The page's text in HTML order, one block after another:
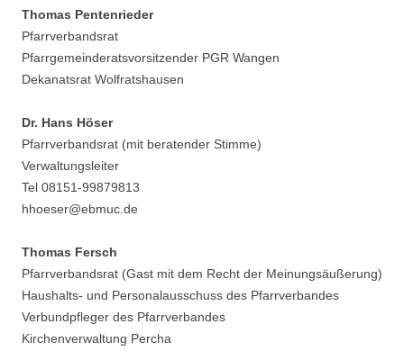
Thomas Pentenrieder
Pfarrverbandsrat
Pfarrgemeinderatsvorsitzender PGR Wangen
Dekanatsrat Wolfratshausen
Dr. Hans Höser
Pfarrverbandsrat (mit beratender Stimme)
Verwaltungsleiter
Tel 08151-99879813
hhoeser@ebmuc.de
Thomas Fersch
Pfarrverbandsrat (Gast mit dem Recht der Meinungsäußerung)
Haushalts- und Personalausschuss des Pfarrverbandes
Verbundpfleger des Pfarrverbandes
Kirchenverwaltung Percha